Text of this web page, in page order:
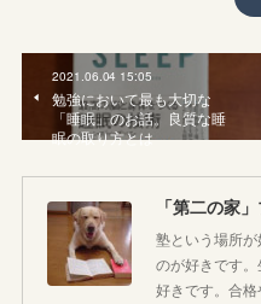
2021.06.04 15:05
勉強において最も大切な
「睡眠」のお話。良質な睡
眠の取り方とは
塾という場所
のが好きです
好きです。合